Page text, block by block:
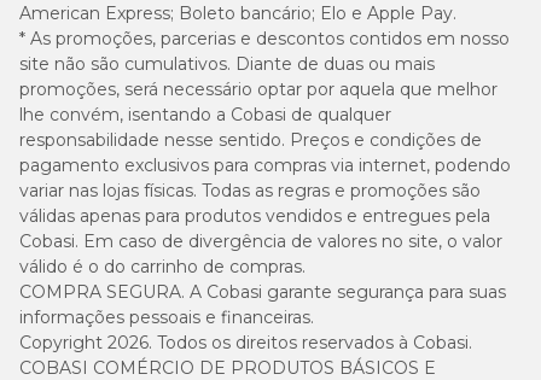
American Express; Boleto bancário; Elo e Apple Pay.
* As promoções, parcerias e descontos contidos em nosso
site não são cumulativos. Diante de duas ou mais
promoções, será necessário optar por aquela que melhor
lhe convém, isentando a Cobasi de qualquer
responsabilidade nesse sentido. Preços e condições de
pagamento exclusivos para compras via internet, podendo
variar nas lojas físicas. Todas as regras e promoções são
válidas apenas para produtos vendidos e entregues pela
Cobasi. Em caso de divergência de valores no site, o valor
válido é o do carrinho de compras.
COMPRA SEGURA. A Cobasi garante segurança para suas
informações pessoais e financeiras.
Copyright 2026. Todos os direitos reservados à Cobasi.
COBASI COMÉRCIO DE PRODUTOS BÁSICOS E